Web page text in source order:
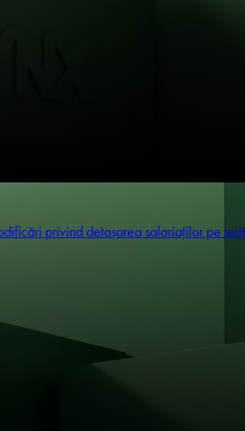
privind detașarea salariaților pe